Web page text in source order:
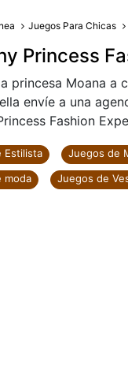
Juegos Para Chicas
Princess
princesa Moana
envíe a una
Fashion
Estilista Juegos de
moda
Juegos de